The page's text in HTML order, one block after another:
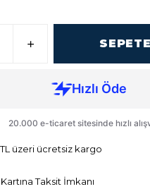
üzeri ücretsiz kargo
Taksit İmkanı